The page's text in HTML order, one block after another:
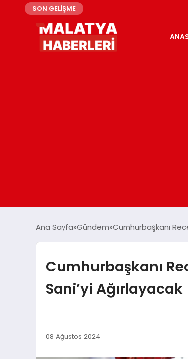
SON GELİŞME
Ana Sayfa Gündem Cumhurbaşkanı
Cumhurbaşkanı
Sani’yi Ağırlayacak
08 Ağustos 2024